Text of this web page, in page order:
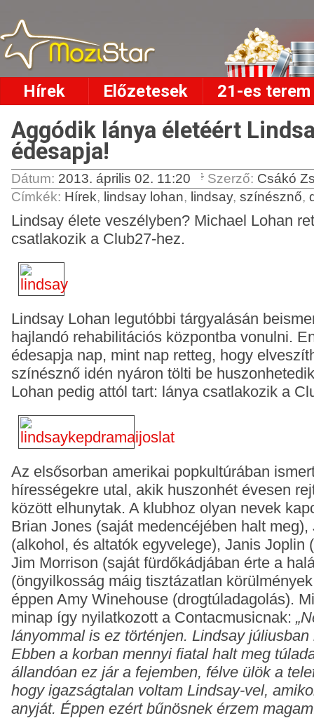
Hírek Előzetesek 21-es terem
Aggódik lánya életéért
édesapja!
Dátum: 2013. április 02. 11:20 Szerző: Csákó
Címkék: Hírek, lindsay lohan, lindsay, színésznő,
Lindsay élete veszélyben? Michael Lohan
csatlakozik a Club27-hez.
Lindsay Lohan legutóbbi tárgyalásán
hajlandó rehabilitációs központba vonulni.
édesapja nap, mint nap retteg, hogy
színésznő idén nyáron tölti be
Lohan pedig attól tart: lánya csatlakozik a
Az elsősorban amerikai popkultúrában
hírességekre utal, akik huszonhét évesen
között elhunytak. A klubhoz olyan nevek
Brian Jones (saját medencéjében halt meg),
(alkohol, és altatók egyvelege), Janis Joplin
Jim Morrison (saját fürdőkádjában érte a
(öngyilkosság máig tisztázatlan
éppen Amy Winehouse (drogtúladagolás).
minap így nyilatkozott a Contacmusicnak:
lányommal is ez történjen. Lindsay
Ebben a korban mennyi fiatal halt meg
állandóan ez jár a fejemben, félve ülök a
hogy igazságtalan voltam Lindsay-vel,
anyját. Éppen ezért bűnösnek érzem